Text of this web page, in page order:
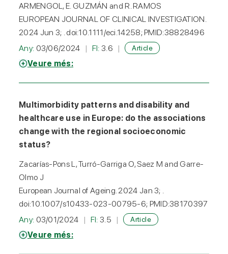
ARMENGOL, E. GUZMÁN and R. RAMOS
EUROPEAN JOURNAL OF CLINICAL INVESTIGATION.
2024 Jun 3; . doi:10.1111/eci.14258; PMID:38828496
Any: 03/06/2024 FI:3.6 Article
Veure més:
Multimorbidity patterns and disability and
healthcare use in Europe: do the associations
change with the regional socioeconomic
status?
Zacarías-Pons L, Turró-Garriga O, Saez M and Garre-
Olmo J
European Journal of Ageing. 2024 Jan 3; .
doi:10.1007/s10433-023-00795-6; PMID:38170397
Any: 03/01/2024 FI:3.5 Article
Veure més: